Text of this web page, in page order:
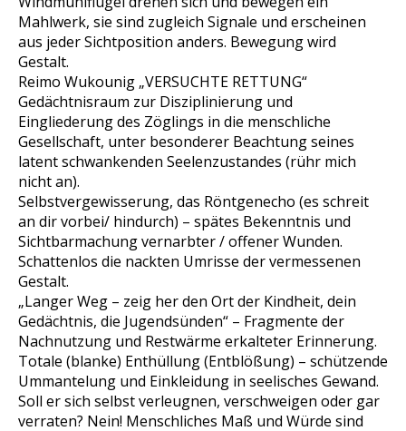
Mahlwerk, sie sind zugleich Signale und erscheinen
aus jeder Sichtposition anders. Bewegung wird
Gestalt.
Reimo Wukounig „VERSUCHTE RETTUNG“
Gedächtnisraum zur Disziplinierung und
Eingliederung des Zöglings in die menschliche
Gesellschaft, unter besonderer Beachtung seines
latent schwankenden Seelenzustandes (rühr mich
nicht an).
Selbstvergewisserung, das Röntgenecho (es schreit
an dir vorbei/ hindurch) – spätes Bekenntnis und
Sichtbarmachung vernarbter / offener Wunden.
Schattenlos die nackten Umrisse der vermessenen
Gestalt.
„Langer Weg – zeig her den Ort der Kindheit, dein
Gedächtnis, die Jugendsünden“ – Fragmente der
Nachnutzung und Restwärme erkalteter Erinnerung.
Totale (blanke) Enthüllung (Entblößung) – schützende
Ummantelung und Einkleidung in seelisches Gewand.
Soll er sich selbst verleugnen, verschweigen oder gar
verraten? Nein! Menschliches Maß und Würde sind